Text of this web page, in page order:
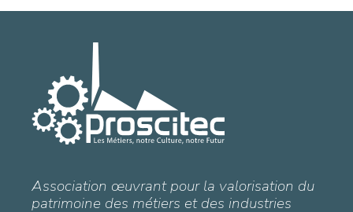
Association œuvrant pour la valorisation du
patrimoine des métiers et des industries